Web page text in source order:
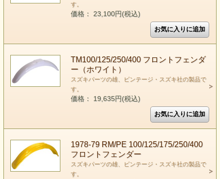
す。
価格： 23,100円(税込)
TM100/125/250/400 フロントフェンダ
ー（ホワイト）
スズキパーツの雄、ビンテージ・スズキ社の製品で
す。
価格： 19,635円(税込)
1978-79 RM/PE 100/125/175/250/400
フロントフェンダー
スズキパーツの雄、ビンテージ・スズキ社の製品で
す。